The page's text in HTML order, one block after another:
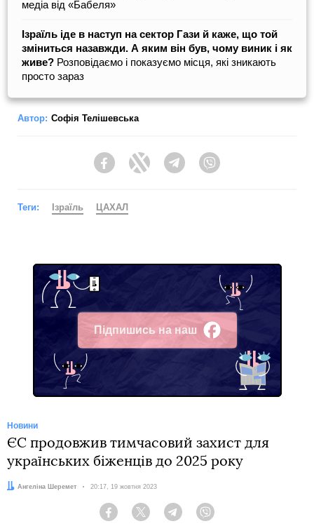
медіа від «Бабеля»
Ізраїль іде в наступ на сектор Гази й каже, що той
зміниться назавжди. А яким він був, чому виник і як
живе? Розповідаємо і показуємо місця, які зникають
просто зараз
Автор: Софія Телішевська
FacebookTwitter Telegram
Теги: Ізраїль ЦАХАЛ
Підпишись на наш
Facebook
Новини
ЄС продовжив тимчасовий захист для
українських біженців до 2025 року
Автор:
Ангеліна Шеремет Дата:
20:17, 19 жовтня 2023
Facebook Twitter Telegram